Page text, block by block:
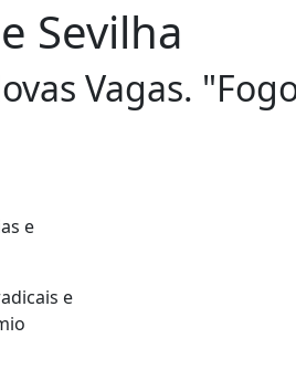
Sevilha
Vagas.
e
e